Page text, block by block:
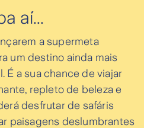
aí...
a supermeta
um destino ainda mais
É a sua chance de viajar
repleto de beleza e
desfrutar de safáris
paisagens deslumbrantes